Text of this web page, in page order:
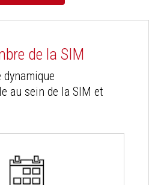
de la SIM
au sein de la SIM et